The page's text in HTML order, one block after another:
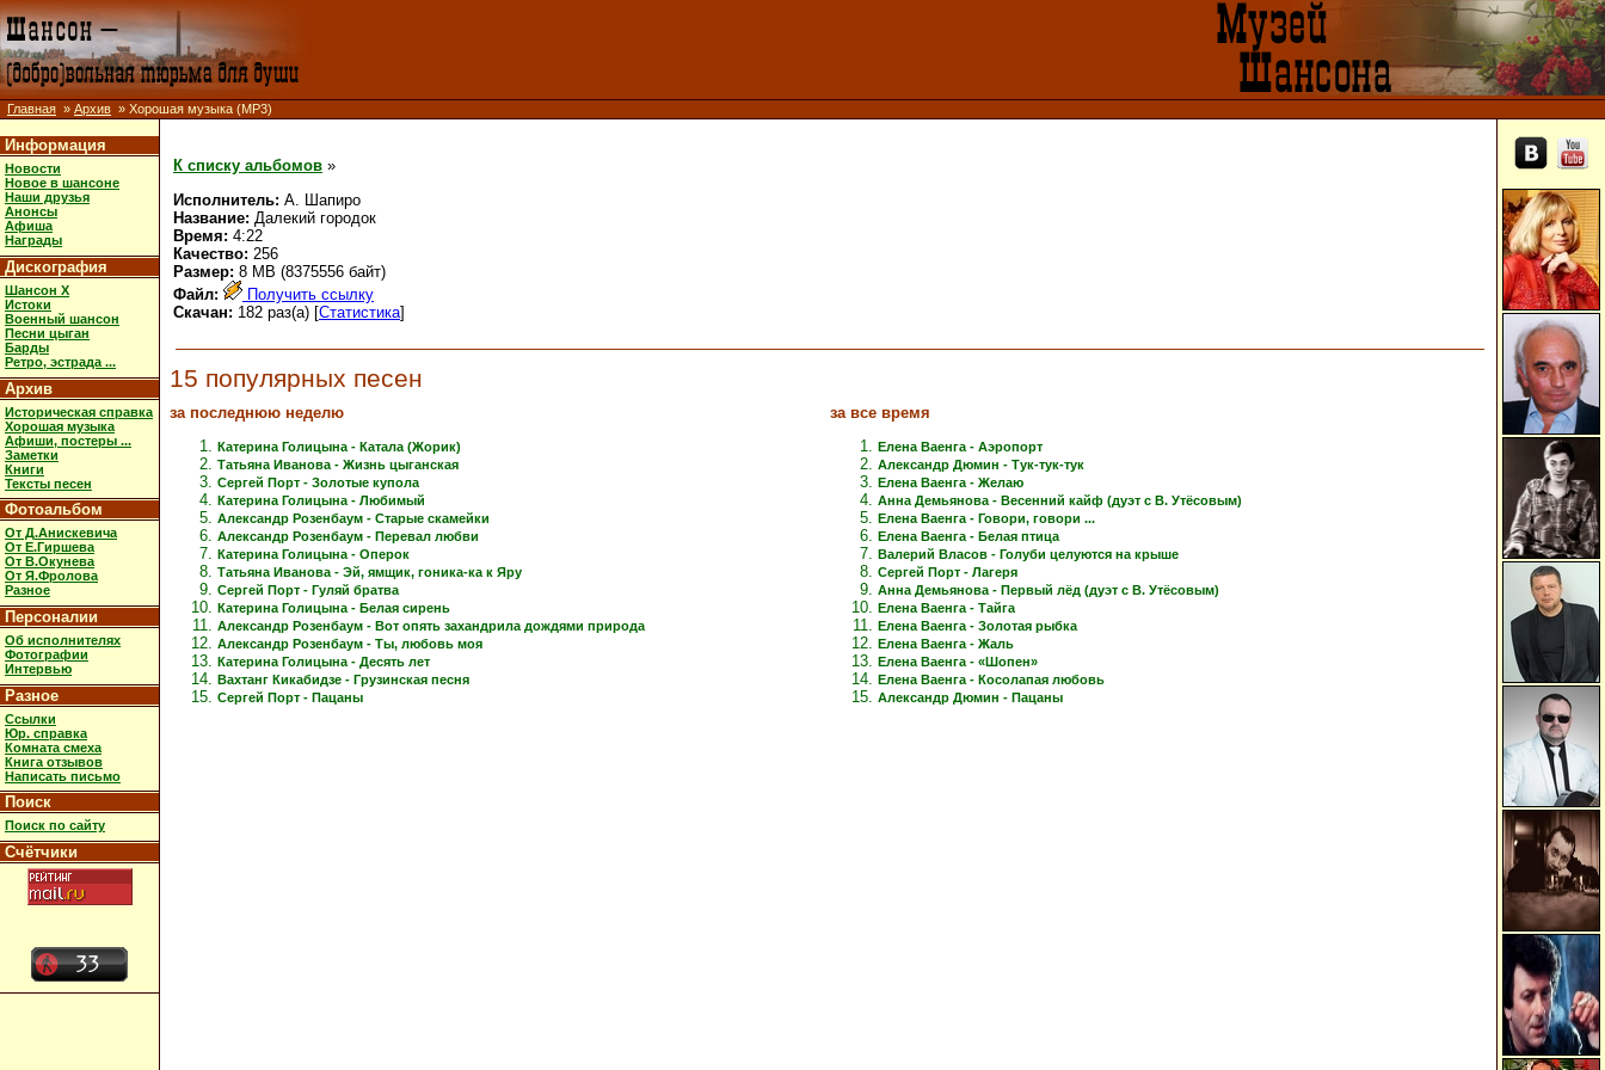
Главная » Архив » Хорошая музыка (MP3)
Информация
Новости
Новое в шансоне
Наши друзья
Анонсы
Афиша
Награды
Дискография
Шансон X
Истоки
Военный шансон
Песни цыган
Барды
Ретро, эстрада ...
Архив
Историческая справка
Хорошая музыка
Афиши, постеры ...
Заметки
Книги
Тексты песен
Фотоальбом
От Д.Анискевича
От Е.Гиршева
От В.Окунева
От Я.Фролова
Разное
Персоналии
Об исполнителях
Фотографии
Интервью
Разное
Ссылки
Юр. справка
Комната смеха
Книга отзывов
Написать письмо
Поиск
Поиск по сайту
Счётчики
К списку альбомов »
Исполнитель: А. Шапиро
Название: Далекий городок
Время: 4:22
Качество: 256
Размер: 8 MB (8375556 байт)
Файл:
Получить ссылку
Скачан: 182 раз(а) [Статистика]
15 популярных песен
за последнюю неделю
Катерина Голицына - Катала (Жорик)
Татьяна Иванова - Жизнь цыганская
Сергей Порт - Золотые купола
Катерина Голицына - Любимый
Александр Розенбаум - Старые скамейки
Александр Розенбаум - Перевал любви
Катерина Голицына - Оперок
Татьяна Иванова - Эй, ямщик, гоника-ка к Яру
Сергей Порт - Гуляй братва
Катерина Голицына - Белая сирень
Александр Розенбаум - Вот опять захандрила дождями природа
Александр Розенбаум - Ты, любовь моя
Катерина Голицына - Десять лет
Вахтанг Кикабидзе - Грузинская песня
Сергей Порт - Пацаны
за все время
Елена Ваенга - Аэропорт
Александр Дюмин - Тук-тук-тук
Елена Ваенга - Желаю
Анна Демьянова - Весенний кайф (дуэт с В. Утёсовым)
Елена Ваенга - Говори, говори ...
Елена Ваенга - Белая птица
Валерий Власов - Голуби целуются на крыше
Сергей Порт - Лагеря
Анна Демьянова - Первый лёд (дуэт с В. Утёсовым)
Елена Ваенга - Тайга
Елена Ваенга - Золотая рыбка
Елена Ваенга - Жаль
Елена Ваенга - «Шопен»
Елена Ваенга - Косолапая любовь
Александр Дюмин - Пацаны